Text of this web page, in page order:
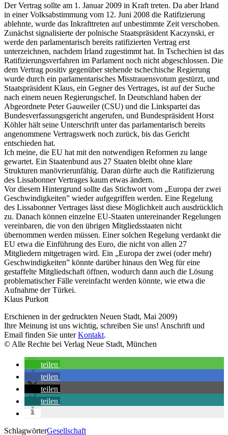
Der Vertrag sollte am 1. Januar 2009 in Kraft treten. Da aber Irland
in einer Volksabstimmung vom 12. Juni 2008 die Ratifizierung
ablehnte, wurde das Inkrafttreten auf unbestimmte Zeit verschoben.
Zunächst signalisierte der polnische Staatspräsident Kaczynski, er
werde den parlamentarisch bereits ratifizierten Vertrag erst
unterzeichnen, nachdem Irland zugestimmt hat. In Tschechien ist das
Ratifizierungsverfahren im Parlament noch nicht abgeschlossen. Die
dem Vertrag positiv gegenüber stehende tschechische Regierung
wurde durch ein parlamentarisches Misstrauensvotum gestürzt, und
Staatspräsident Klaus, ein Gegner des Vertrages, ist auf der Suche
nach einem neuen Regierungschef. In Deutschland haben der
Abgeordnete Peter Gauweiler (CSU) und die Linkspartei das
Bundesverfassungsgericht angerufen, und Bundespräsident Horst
Köhler hält seine Unterschrift unter das parlamentarisch bereits
angenommene Vertragswerk noch zurück, bis das Gericht
entschieden hat.
Ich meine, die EU hat mit den notwendigen Reformen zu lange
gewartet. Ein Staatenbund aus 27 Staaten bleibt ohne klare
Strukturen manövrierunfähig. Daran dürfte auch die Ratifizierung
des Lissabonner Vertrages kaum etwas ändern.
Vor diesem Hintergrund sollte das Stichwort vom „Europa der zwei
Geschwindigkeiten” wieder aufgegriffen werden. Eine Regelung
des Lissabonner Vertrages lässt diese Möglichkeit auch ausdrücklich
zu. Danach können einzelne EU-Staaten untereinander Regelungen
vereinbaren, die von den übrigen Mitgliedsstaaten nicht
übernommen werden müssen. Einer solchen Regelung verdankt die
EU etwa die Einführung des Euro, die nicht von allen 27
Mitgliedern mitgetragen wird. Ein „Europa der zwei (oder mehr)
Geschwindigkeiten” könnte darüber hinaus den Weg für eine
gestaffelte Mitgliedschaft öffnen, wodurch dann auch die Lösung
problematischer Fälle vereinfacht werden könnte, wie etwa die
Aufnahme der Türkei.
Klaus Purkott
Erschienen in der gedruckten Neuen Stadt, Mai 2009)
Ihre Meinung ist uns wichtig, schreiben Sie uns! Anschrift und
Email finden Sie unterKontakt.
© Alle Rechte bei Verlag Neue Stadt, München
teilen
teilen
teilen
teilen
SchlagwörterGesellschaft